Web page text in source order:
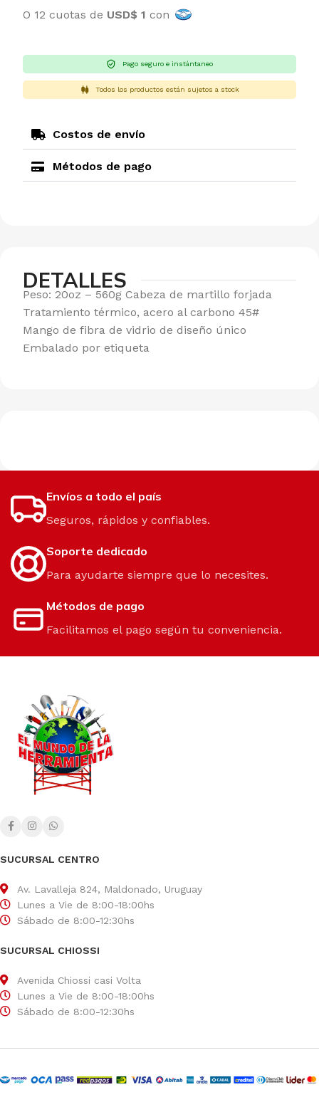
O 12 cuotas de USD$ 1 con
Pago seguro e instántaneo
Todos los productos están sujetos a stock
Costos de envío
Métodos de pago
DETALLES
Peso: 20oz – 560g Cabeza de martillo forjada
Tratamiento térmico, acero al carbono 45#
Mango de fibra de vidrio de diseño único
Embalado por etiqueta
Envíos a todo el país
Seguros, rápidos y confiables.
Soporte dedicado
Para ayudarte siempre que lo necesites.
Métodos de pago
Facilitamos el pago según tu conveniencia.
SUCURSAL CENTRO
Av. Lavalleja 824, Maldonado, Uruguay
Lunes a Vie de 8:00-18:00hs
Sábado de 8:00-12:30hs
SUCURSAL CHIOSSI
Avenida Chiossi casi Volta
Lunes a Vie de 8:00-18:00hs
Sábado de 8:00-12:30hs